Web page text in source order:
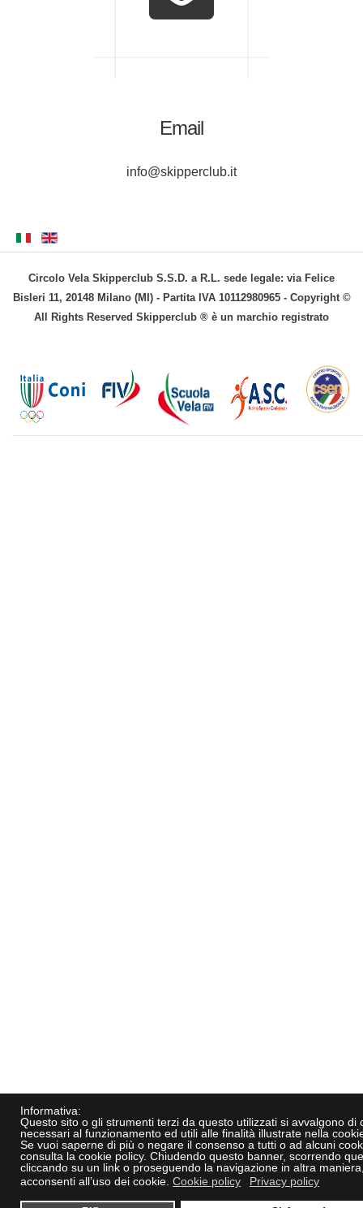
Informativa:
Questo sito o gli strumenti terzi da questo utilizzati si avvalgono di
necessari al funzionamento ed utili alle finalità illustrate nella
Se vuoi saperne di più o negare il consenso a tutti o ad alcuni
consulta la cookie policy. Chiudendo questo banner, scorrendo
cliccando su un link o proseguendo la navigazione in altra
acconsenti all’uso dei cookie. Cookie policy Privacy policy
Email
info@skipperclub.it
Circolo Vela Skipperclub S.S.D. a R.L. sede legale: via Felice
Bisleri 11, 20148 Milano (MI) - Partita IVA 10112980965 - Copyright ©
All Rights Reserved Skipperclub ® è un marchio registrato